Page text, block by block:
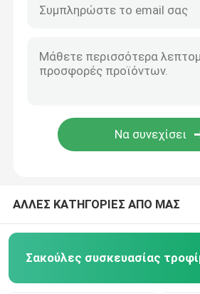
Σακούλες συσκευασίας
Χάρτινες θήκες συσκευασίας
mylar συσκευάζοντας τσάντα
Συσκευάζοντας αυτοκόλλητες
ΑΛΛΕΣ ΚΑΤΗΓΟΡΙΕΣ ΑΠΟ ΜΑΣ
Σακούλες συσκευασίας